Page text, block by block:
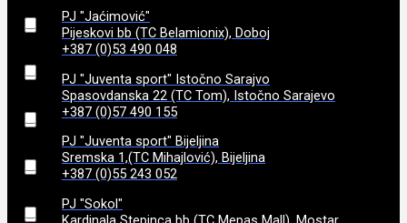
3,8 (0)
3.050 g(0)
3.18kg(0)
3.2 kg(0)
3.52 (0)
206(0)
208(0)
208 mm(0)
214 mm( )
PJ "Jaćimović"
Pijeskovi bb (TC Belamionix), Doboj
+387 (0)53 490 048
PJ "Juventa sport" Istočno Sarajvo
Spasovdanska 22 (TC Tom), Istočno Sarajevo
+387 (0)57 490 155
PJ "Juventa sport" Bijeljina
Sremska 1,(TC Mihajlović), Bijeljina
+387 (0)55 243 052
PJ "Sokol"